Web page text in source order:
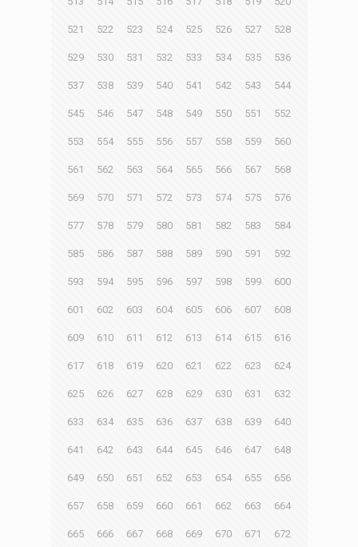
521 522 523 524 525 526 527 528
529 530 531 532 533 534 535 536
537 538 539 540 541 542 543 544
545 546 547 548 549 550 551 552
553 554 555 556 557 558 559 560
561 562 563 564 565 566 567 568
569 570 571 572 573 574 575 576
577 578 579 580 581 582 583 584
585 586 587 588 589 590 591 592
593 594 595 596 597 598 599 600
601 602 603 604 605 606 607 608
609 610 611 612 613 614 615 616
617 618 619 620 621 622 623 624
625 626 627 628 629 630 631 632
633 634 635 636 637 638 639 640
641 642 643 644 645 646 647 648
649 650 651 652 653 654 655 656
657 658 659 660 661 662 663 664
665 666 667 668 669 670 671 672